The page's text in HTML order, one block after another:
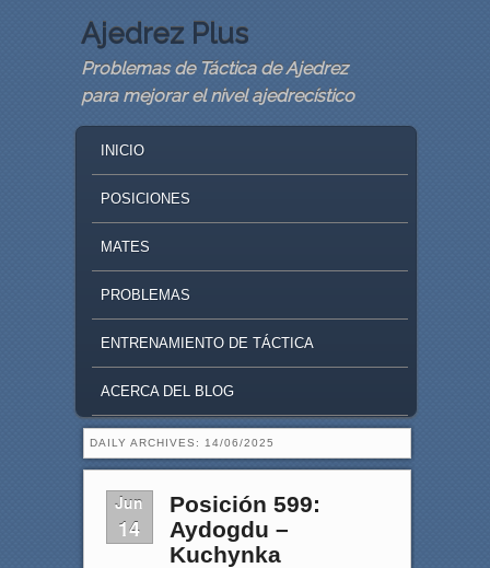
Ajedrez Plus
Problemas de Táctica de Ajedrez
para mejorar el nivel ajedrecístico
SKIP TO PRIMARY CONTENT
SKIP TO SECONDARY CONTENT
INICIO
POSICIONES
MATES
PROBLEMAS
ENTRENAMIENTO DE TÁCTICA
ACERCA DEL BLOG
DAILY ARCHIVES: 14/06/2025
Jun
14
Posición 599:
Aydogdu –
Kuchynka